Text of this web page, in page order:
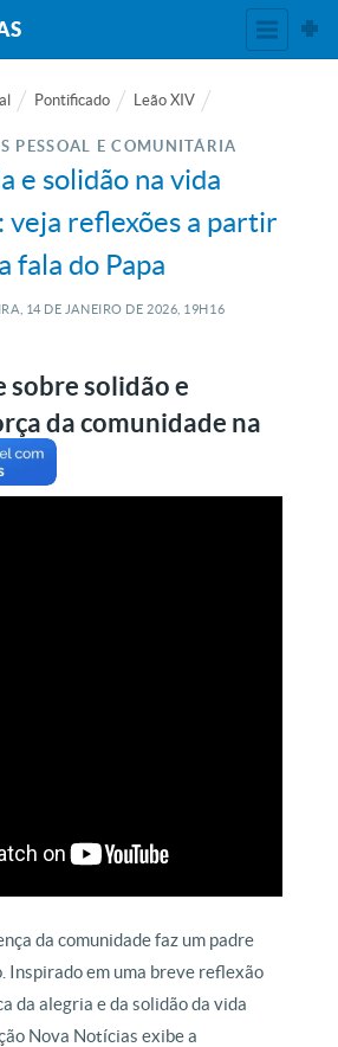
Pontificado Leão XIV
PESSOAL E COMUNITÁRIA
e solidão na vida
veja reflexões a partir
fala do Papa
14 DE JANEIRO DE 2026, 19H16
sobre solidão e
da comunidade na
da comunidade faz um padre
Inspirado em uma breve reflexão
da alegria e da solidão da vida
Nova Notícias exibe a